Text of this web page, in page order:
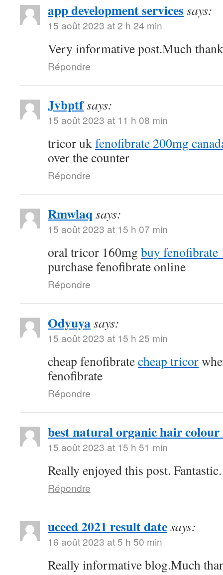
app development servicessays:
15 août 2023 at 2 h 24 min
Very informative post.Much
Répondre
Jvbptfsays:
15 août 2023 at 11 h 08 min
tricor ukfenofibrate 200mg
over the counter
Répondre
Rmwlaq says:
15 août 2023 at 15 h 07 min
oral tricor 160mg buy fenofibrate
purchase fenofibrate online
Répondre
Odyuyasays:
15 août 2023 at 15 h 25 min
cheap fenofibratecheap tricor
fenofibrate
Répondre
best natural organic hair
15 août 2023 at 15 h 51 min
Really enjoyed this post. Fantastic.
Répondre
uceed 2021 result datesays:
16 août 2023 at 5 h 50 min
Really informative blog.Much